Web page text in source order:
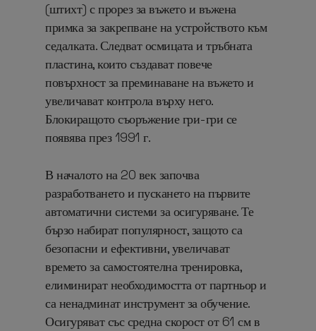
(штихт) с прорез за въжето и въжена
примка за закрепване на устройството към
седалката. Следват осмицата и тръбната
пластина, които създават повече
повърхност за преминаване на въжето и
увеличават контрола върху него.
Блокиращото съоръжение гри-гри се
появява през 1991 г.
В началото на 20 век започва
разработването и пускането на първите
автоматични системи за осигуряване. Те
бързо набират популярност, защото са
безопасни и ефективни, увеличават
времето за самостоятелна тренировка,
елиминират необходимостта от партньор и
са ненадминат инструмент за обучение.
Осигуряват със средна скорост от 61 см в